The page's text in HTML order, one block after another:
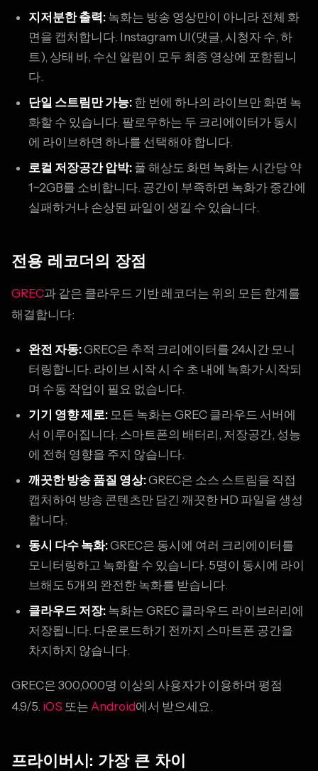
지저분한 출력: 녹화는 방송 영상만이 아니라 전체 화
면을 캡처합니다. Instagram UI(댓글, 시청자 수, 하
트), 상태 바, 수신 알림이 모두 최종 영상에 포함됩니
다.
단일 스트림만 가능: 한 번에 하나의 라이브만 화면 녹
화할 수 있습니다. 팔로우하는 두 크리에이터가 동시
에 라이브하면 하나를 선택해야 합니다.
로컬 저장공간 압박: 풀 해상도 화면 녹화는 시간당 약
1~2GB를 소비합니다. 공간이 부족하면 녹화가 중간에
실패하거나 손상된 파일이 생길 수 있습니다.
전용 레코더의 장점
GREC과 같은 클라우드 기반 레코더는 위의 모든 한계를
해결합니다:
완전 자동:GREC은 추적 크리에이터를 24시간 모니
터링합니다. 라이브 시작 시 수 초 내에 녹화가 시작되
며 수동 작업이 필요 없습니다.
기기 영향 제로: 모든 녹화는 GREC 클라우드 서버에
서 이루어집니다. 스마트폰의 배터리, 저장공간, 성능
에 전혀 영향을 주지 않습니다.
깨끗한 방송 품질 영상:GREC은 소스 스트림을 직접
캡처하여 방송 콘텐츠만 담긴 깨끗한 HD 파일을 생성
합니다.
동시 다수 녹화:GREC은 동시에 여러 크리에이터를
모니터링하고 녹화할 수 있습니다. 5명이 동시에 라이
브해도 5개의 완전한 녹화를 받습니다.
클라우드 저장: 녹화는 GREC 클라우드 라이브러리에
저장됩니다. 다운로드하기 전까지 스마트폰 공간을
차지하지 않습니다.
GREC은 300,000명 이상의 사용자가 이용하며 평점
4.9/5. iOS 또는 Android에서 받으세요.
프라이버시: 가장 큰 차이